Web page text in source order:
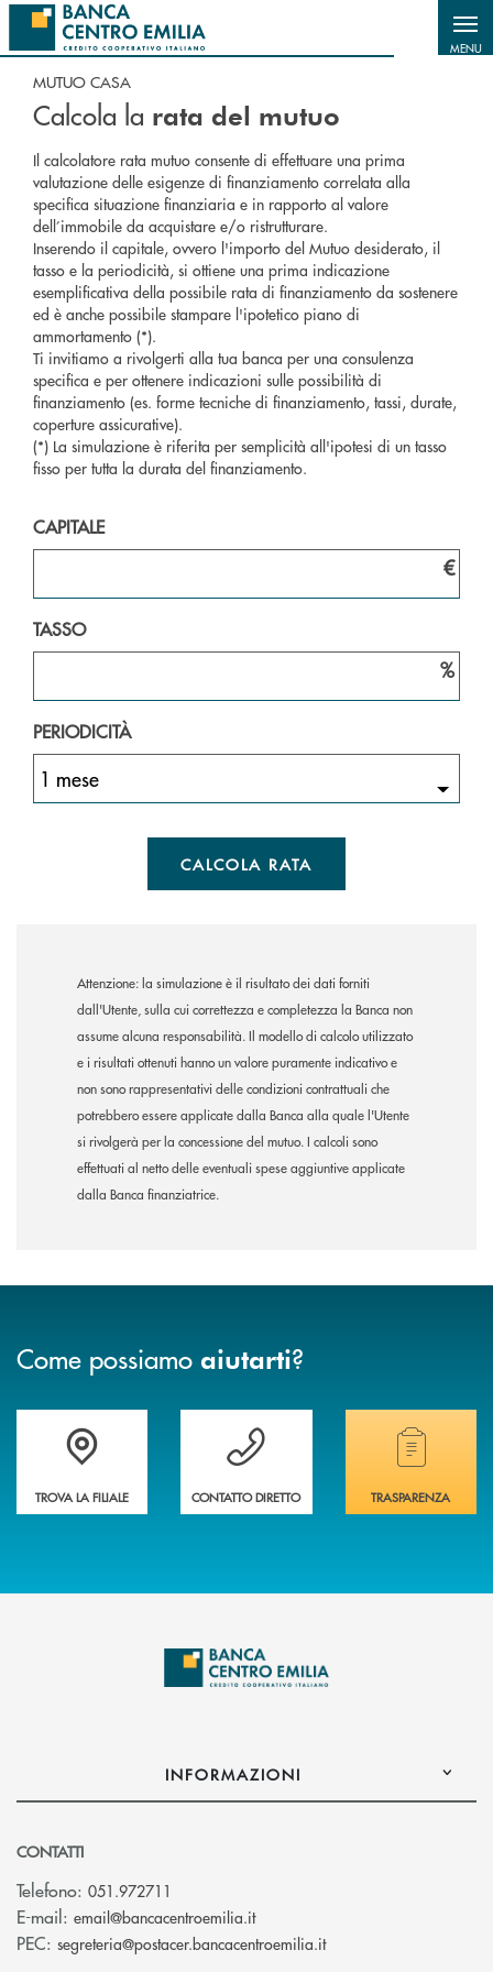
Salta al contenuto principale
MENU
MUTUO CASA
Calcola la rata del mutuo
Il calcolatore rata mutuo consente di effettuare una prima
valutazione delle esigenze di finanziamento correlata alla
specifica situazione finanziaria e in rapporto al valore
dell’immobile da acquistare e/o ristrutturare.
Inserendo il capitale, ovvero l'importo del Mutuo desiderato, il
tasso e la periodicità, si ottiene una prima indicazione
esemplificativa della possibile rata di finanziamento da sostenere
ed è anche possibile stampare l'ipotetico piano di
ammortamento (*).
Ti invitiamo a rivolgerti alla tua banca per una consulenza
specifica e per ottenere indicazioni sulle possibilità di
finanziamento (es. forme tecniche di finanziamento, tassi, durate,
coperture assicurative).
(*) La simulazione è riferita per semplicità all'ipotesi di un tasso
fisso per tutta la durata del finanziamento.
CAPITALE
€
TASSO
%
PERIODICITÀ
1 mese
CALCOLA RATA
Attenzione: la simulazione è il risultato dei dati forniti
dall'Utente, sulla cui correttezza e completezza la Banca non
assume alcuna responsabilità. Il modello di calcolo utilizzato
e i risultati ottenuti hanno un valore puramente indicativo e
non sono rappresentativi delle condizioni contrattuali che
potrebbero essere applicate dalla Banca alla quale l'Utente
si rivolgerà per la concessione del mutuo. I calcoli sono
effettuati al netto delle eventuali spese aggiuntive applicate
dalla Banca finanziatrice.
Come possiamo aiutarti?
Accedi all' elenco completo delle filiali
TROVA LA FILIALE
Vuoi avere maggiori informazioni sulla
CONTATTO DIRETTO
Hai bisogno di
TRASPARENZA
INFORMAZIONI
CONTATTI
Telefono: 051.972711
E-mail: email@bancacentroemilia.it(si apre l’app di posta
PEC: segreteria@postacer.bancacentroemilia.it(si apre l’app di